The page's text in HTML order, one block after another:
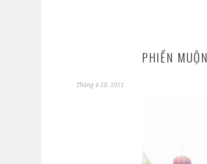
PHIỀN MUỘN
Tháng 4 28, 2021